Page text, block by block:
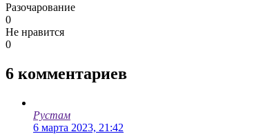
Разочарование
0
Не нравится
0
6 комментариев
Рустам
6 марта 2023, 21:42